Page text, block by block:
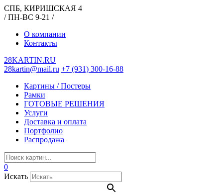
СПБ, КИРИШСКАЯ 4
/ ПН-ВС 9-21 /
О компании
Контакты
28KARTIN.RU
28kartin@mail.ru +7 (931) 300-16-88
Картины / Постеры
Рамки
ГОТОВЫЕ РЕШЕНИЯ
Услуги
Доставка и оплата
Портфолио
Распродажа
0
Искать